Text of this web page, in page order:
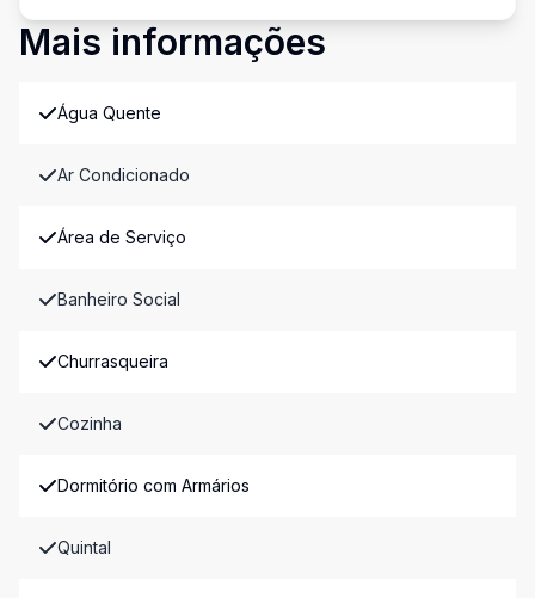
Mais informações
Água Quente
Ar Condicionado
Área de Serviço
Banheiro Social
Churrasqueira
Cozinha
Dormitório com Armários
Quintal